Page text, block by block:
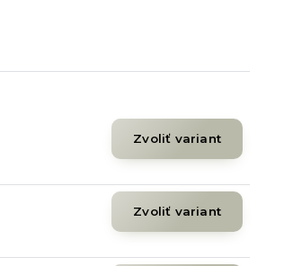
Zvoliť variant
Zvoliť variant